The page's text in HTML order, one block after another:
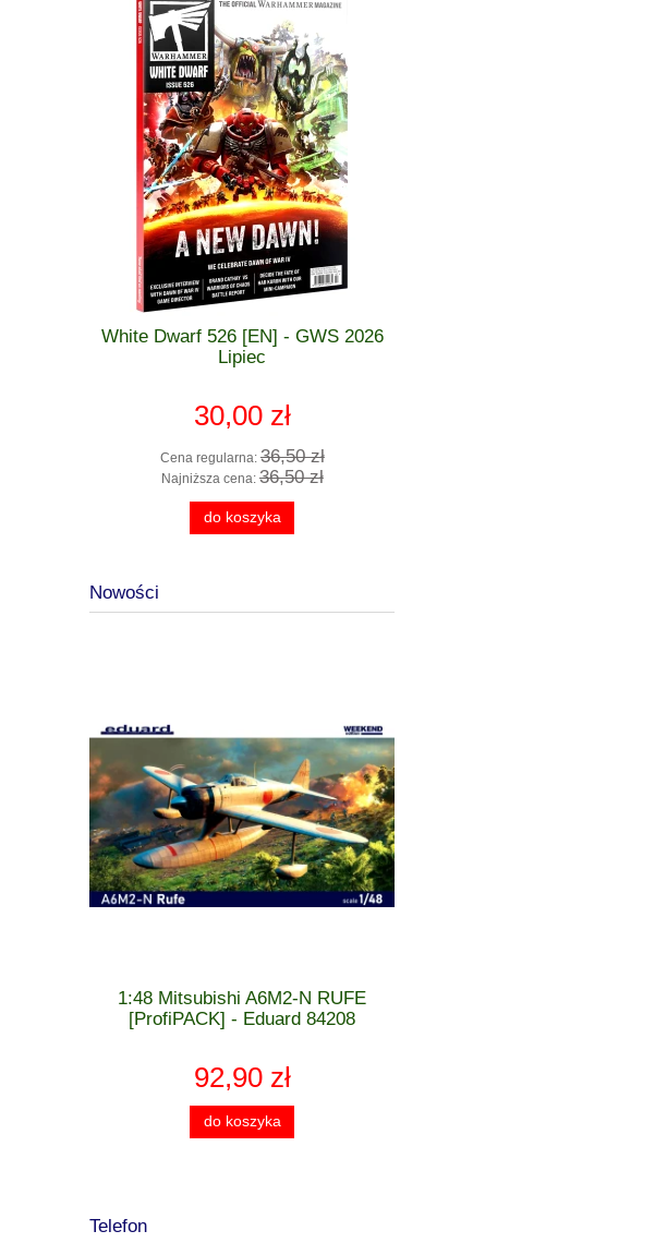
White Dwarf 526 [EN] - GWS 2026
Lipiec
30,00 zł
Cena regularna: 36,50 zł
Najniższa cena: 36,50 zł
do koszyka
Nowości
1:48 Mitsubishi A6M2-N RUFE
[ProfiPACK] - Eduard 84208
92,90 zł
do koszyka
Telefon